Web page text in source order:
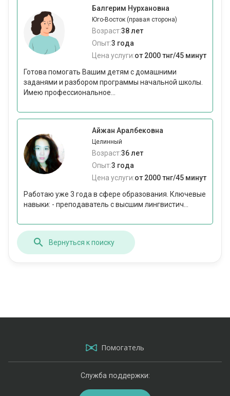
Балгерим Нурхановна
Юго-Восток (правая сторона)
Возраст:38 лет
Опыт:3 года
Цена услуги:от 2000 тнг/45 минут
Готова помогать Вашим детям с домашними
заданями и разбором программы начальной школы.
Имею профессиональное...
Айжан Аралбековна
Целинный
Возраст:36 лет
Опыт:3 года
Цена услуги:от 2000 тнг/45 минут
Работаю уже 3 года в сфере образования. Ключевые
навыки: - преподаватель с высшим лингвистич...
Вернуться к поиску
Помогатель
Служба поддержки: